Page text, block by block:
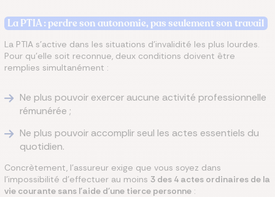
La PTIA : perdre son autonomie, pas seulement son travail
La PTIA s'active dans les situations d'invalidité les plus lourdes.
Pour qu'elle soit reconnue, deux conditions doivent être
remplies simultanément :
Ne plus pouvoir exercer aucune activité professionnelle
rémunérée ;
Ne plus pouvoir accomplir seul les actes essentiels du
quotidien.
Concrètement, l'assureur exige que vous soyez dans
l'impossibilité d'effectuer au moins 3 des 4 actes ordinaires de la
vie courante sans l'aide d'une tierce personne :